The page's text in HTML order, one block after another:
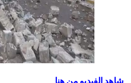
شاهد الفيديو من هنا